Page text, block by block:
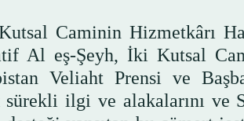
Caminin Hizmetkârı
Al eş-Şeyh, İki Kutsal
Veliaht Prensi ve
ilgi ve alakalarını ve